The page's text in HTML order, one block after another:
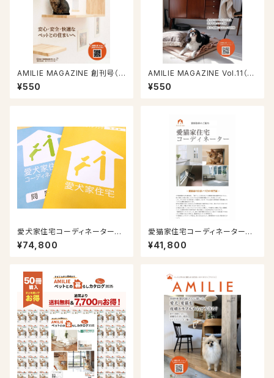
AMILIE MAGAZINE 創刊号（2
021/3/20号）
¥550
AMILIE MAGAZINE Vol.11（2
025/9/30号）
¥550
愛犬家住宅コーディネーター通
信講座
¥74,800
愛猫家住宅コーディネーター通
信講座
¥41,800